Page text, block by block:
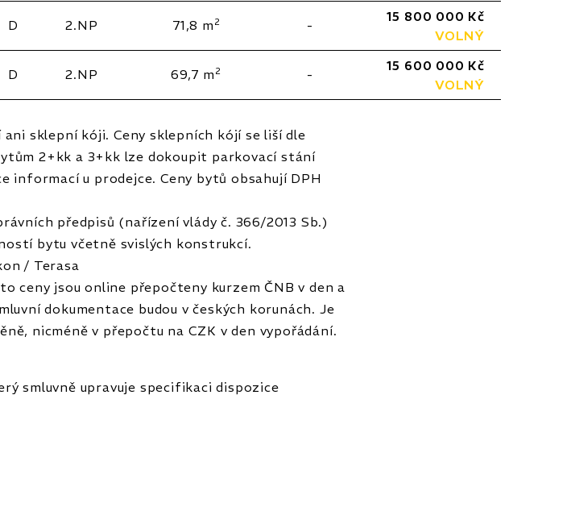
D 2.NP 71,8 m 2 -
15 800 000 Kč
VOLNÝ
D 2.NP 69,7 m 2 -
15 600 000 Kč
VOLNÝ
sklepní kóji. Ceny sklepních kójí se liší dle
2+kk a 3+kk lze dokoupit parkovací stání
informací u prodejce. Ceny bytů obsahují DPH
předpisů (nařízení vlády č. 366/2013 Sb.)
bytu včetně svislých konstrukcí.
/ Terasa
ceny jsou online přepočteny kurzem ČNB v den a
dokumentace budou v českých korunách. Je
nicméně v přepočtu na CZK v den vypořádání.
smluvně upravuje specifikaci dispozice